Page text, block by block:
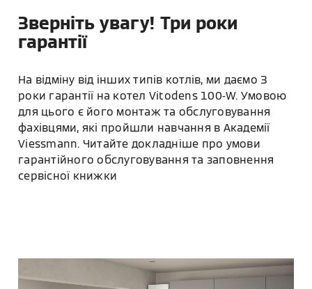
Зверніть увагу! Три роки
гарантії
На відміну від інших типів котлів, ми даємо 3
роки гарантії на котел Vitodens 100-W. Умовою
для цього є його монтаж та обслуговування
фахівцями, які пройшли навчання в Академії
Viessmann. Читайте докладніше про умови
гарантійного обслуговування та заповнення
сервісної книжки